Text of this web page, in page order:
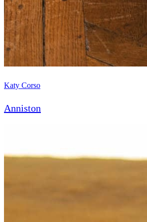
Katy Corso
Anniston